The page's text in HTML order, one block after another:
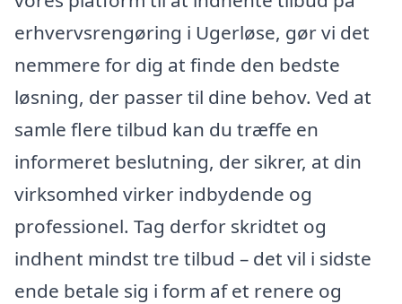
erhvervsrengøring i Ugerløse, gør vi det
nemmere for dig at finde den bedste
løsning, der passer til dine behov. Ved at
samle flere tilbud kan du træffe en
informeret beslutning, der sikrer, at din
virksomhed virker indbydende og
professionel. Tag derfor skridtet og
indhent mindst tre tilbud – det vil i sidste
ende betale sig i form af et renere og